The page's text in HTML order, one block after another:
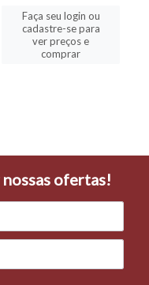
Faça seu login ou
cadastre-se para
ver preços e
comprar
ofertas!